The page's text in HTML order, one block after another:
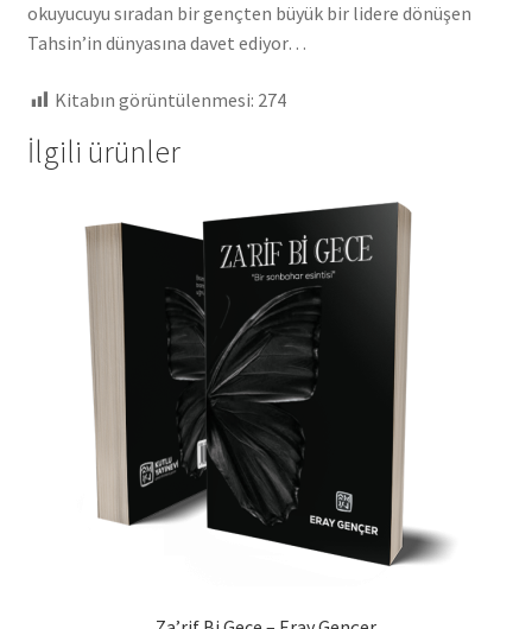
okuyucuyu sıradan bir gençten büyük bir lidere dönüşen
Tahsin’in dünyasına davet ediyor…
Kitabın görüntülenmesi: 274
İlgili ürünler